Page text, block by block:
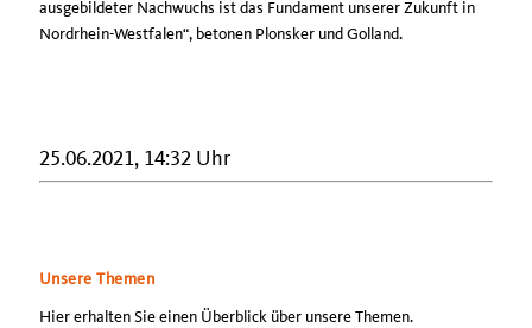
ausgebildeter Nachwuchs ist das Fundament unserer Zukunft in
Nordrhein-Westfalen“, betonen Plonsker und Golland.
25.06.2021, 14:32 Uhr
Unsere Themen
Hier erhalten Sie einen Überblick über unsere Themen.